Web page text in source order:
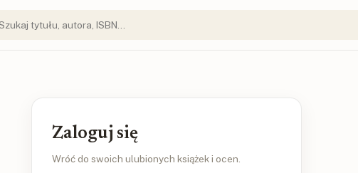
Zaloguj się
Wróć do swoich ulubionych książek i ocen.